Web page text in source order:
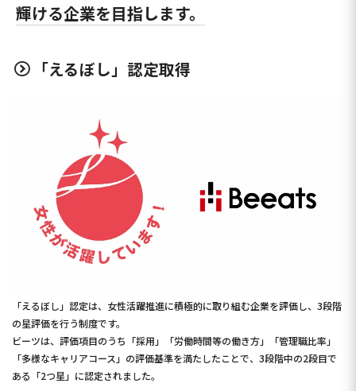
輝ける企業を目指します。
「えるぼし」認定取得
「えるぼし」認定は、女性活躍推進に積極的に取り組む企業を評価し、3段階
の星評価を行う制度です。
ビーツは、評価項目のうち「採用」「労働時間等の働き方」「管理職比率」
「多様なキャリアコース」の評価基準を満たしたことで、3段階中の2段目で
ある「2つ星」に認定されました。